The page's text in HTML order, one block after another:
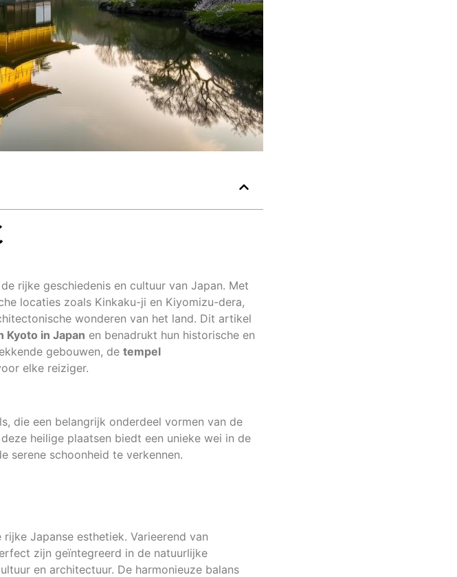
rijke geschiedenis en cultuur van Japan. Met
locaties zoals Kinkaku-ji en Kiyomizu-dera,
wonderen van het land. Dit artikel
Kyoto in Japan en benadrukt hun historische en
gebouwen, de tempel
elke reiziger.
die een belangrijk onderdeel vormen van de
heilige plaatsen biedt een unieke wei in de
serene schoonheid te verkennen.
Japanse esthetiek. Varieerend van
zijn geïntegreerd in de natuurlijke
en architectuur. De harmonieuze balans